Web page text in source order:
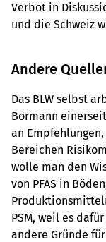
Verbot in
und die Schweiz
Andere
Das BLW selbst
Bormann
an
Bereichen
wolle man den
von PFAS in
PSM, weil es
andere Gründe